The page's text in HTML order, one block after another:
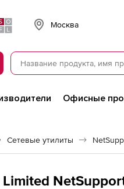
Москва
Офисные
Сетевые утилиты